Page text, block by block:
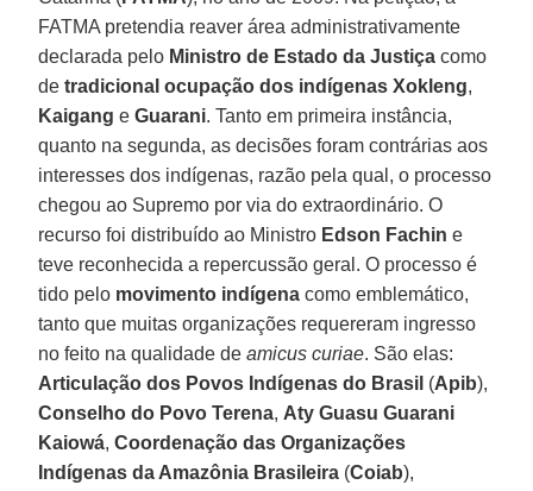
FATMA pretendia reaver área administrativamente
declarada pelo Ministro de Estado da Justiça como
detradicional ocupação dos indígenas Xokleng,
Kaigang eGuarani. Tanto em primeira instância,
quanto na segunda, as decisões foram contrárias aos
interesses dos indígenas, razão pela qual, o processo
chegou ao Supremo por via do extraordinário. O
recurso foi distribuído ao Ministro Edson Fachin e
teve reconhecida a repercussão geral. O processo é
tido pelo movimento indígena como emblemático,
tanto que muitas organizações requereram ingresso
no feito na qualidade deamicus curiae. São elas:
Articulação dos Povos Indígenas do Brasil (Apib),
Conselho do Povo Terena, Aty Guasu Guarani
Kaiowá,Coordenação das Organizações
Indígenas da Amazônia Brasileira (Coiab),